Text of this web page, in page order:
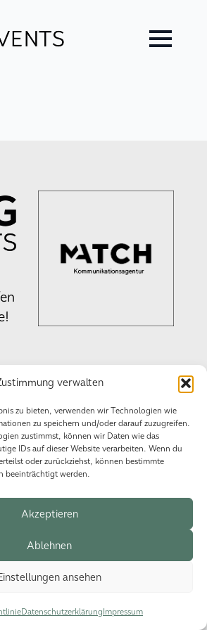
verwalten
zu bieten, verwenden wir Technologien wie
zu speichern und/oder darauf zuzugreifen.
zustimmst, können wir Daten wie das
IDs auf dieser Website verarbeiten. Wenn du
oder zurückziehst, können bestimmte
beeinträchtigt werden.
Akzeptieren
Ablehnen
ansehen
Datenschutzerklärung Impressum
HSG Events.